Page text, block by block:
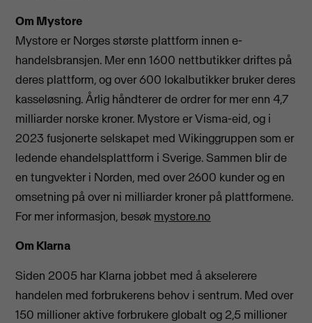
Om Mystore
Mystore er Norges største plattform innen e-
handelsbransjen. Mer enn 1600 nettbutikker driftes på
deres plattform, og over 600 lokalbutikker bruker deres
kasseløsning. Årlig håndterer de ordrer for mer enn 4,7
milliarder norske kroner. Mystore er Visma-eid, og i
2023 fusjonerte selskapet med Wikinggruppen som er
ledende ehandelsplattform i Sverige. Sammen blir de
en tungvekter i Norden, med over 2600 kunder og en
omsetning på over ni milliarder kroner på plattformene.
For mer informasjon, besøk mystore.no
Om Klarna
Siden 2005 har Klarna jobbet med å akselerere
handelen med forbrukerens behov i sentrum. Med over
150 millioner aktive forbrukere globalt og 2,5 millioner